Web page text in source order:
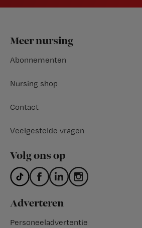
Footer
Meer nursing
Abonnementen
Nursing shop
Contact
Veelgestelde vragen
Volg ons op
Adverteren
Personeeladvertentie